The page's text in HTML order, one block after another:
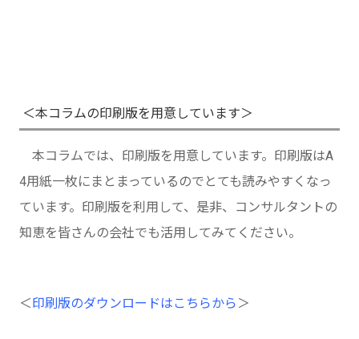
＜本コラムの印刷版を用意しています＞
本コラムでは、印刷版を用意しています。印刷版はA
4用紙一枚にまとまっているのでとても読みやすくなっ
ています。印刷版を利用して、是非、コンサルタントの
知恵を皆さんの会社でも活用してみてください。
＜印刷版のダウンロードはこちらから ＞